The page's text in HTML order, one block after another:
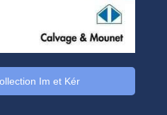
Im et Kér